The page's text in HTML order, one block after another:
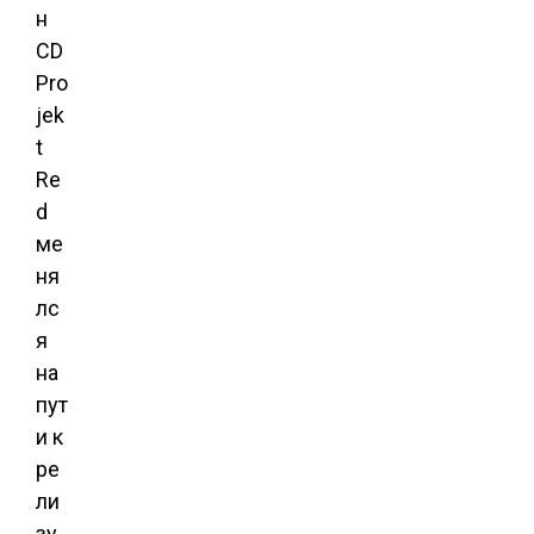
н
CD
Pro
jek
t
Re
d
ме
ня
лс
я
на
пут
и к
ре
ли